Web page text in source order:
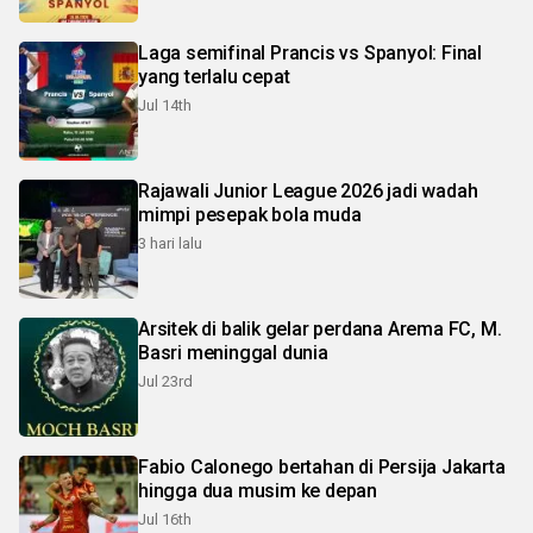
Laga semifinal Prancis vs Spanyol: Final
yang terlalu cepat
Jul 14th
Rajawali Junior League 2026 jadi wadah
mimpi pesepak bola muda
3 hari lalu
Arsitek di balik gelar perdana Arema FC, M.
Basri meninggal dunia
Jul 23rd
Fabio Calonego bertahan di Persija Jakarta
hingga dua musim ke depan
Jul 16th